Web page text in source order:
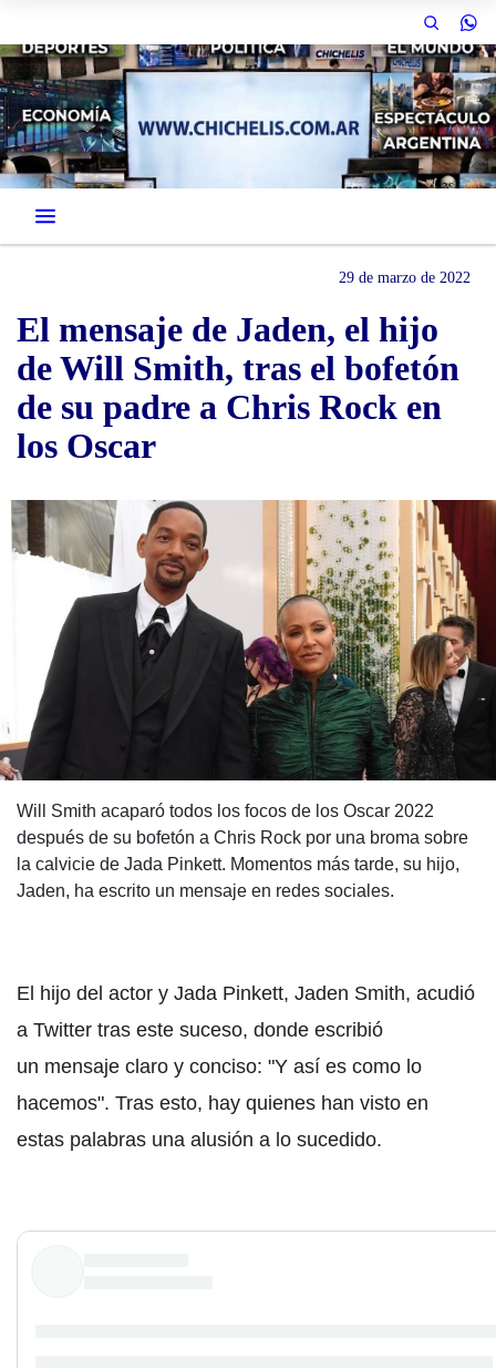
29 de marzo de 2022
El mensaje de Jaden, el hijo
de Will Smith, tras el bofetón
de su padre a Chris Rock en
los Oscar
Will Smith acaparó todos los focos de los Oscar 2022
después de su bofetón a Chris Rock por una broma sobre
la calvicie de Jada Pinkett. Momentos más tarde, su hijo,
Jaden, ha escrito un mensaje en redes sociales.
El hijo del actor y Jada Pinkett, Jaden Smith, acudió
a Twitter tras este suceso, donde escribió
un mensaje claro y conciso: "Y así es como lo
hacemos". Tras esto, hay quienes han visto en
estas palabras una alusión a lo sucedido.